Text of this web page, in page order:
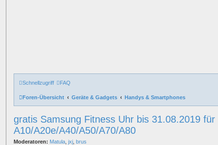
Schnellzugriff FAQ
Foren-Übersicht Geräte & Gadgets Handys & Smartphones
gratis Samsung Fitness Uhr bis 31.08.2019 für
A10/A20e/A40/A50/A70/A80
Moderatoren: Matula jxj brus